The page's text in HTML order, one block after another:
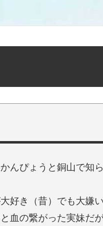
んぴょうと銅山で知
好き（昔）でも大嫌い
血の繋がった実妹だ